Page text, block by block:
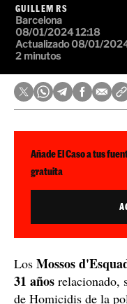
GUILLEM RS
Barcelona
08/01/2024 12:18
Actualizado 08/01/
2 minutos
Añade El Caso a tus
gratuita
Los Mossos
31 años relacionado,
de Homicidis de la